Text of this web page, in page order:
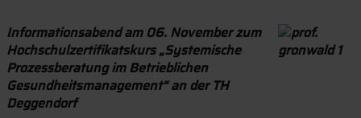
Informationsabend am 06. November zum
Hochschulzertifikatskurs „Systemische
Prozessberatung im Betrieblichen
Gesundheitsmanagement“ an der TH
Deggendorf